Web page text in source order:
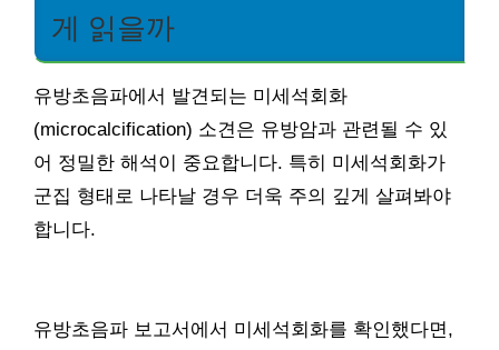
게 읽을까
유방초음파에서 발견되는 미세석회화
(microcalcification) 소견은 유방암과 관련될 수 있
어 정밀한 해석이 중요합니다. 특히 미세석회화가
군집 형태로 나타날 경우 더욱 주의 깊게 살펴봐야
합니다.
유방초음파 보고서에서 미세석회화를 확인했다면,